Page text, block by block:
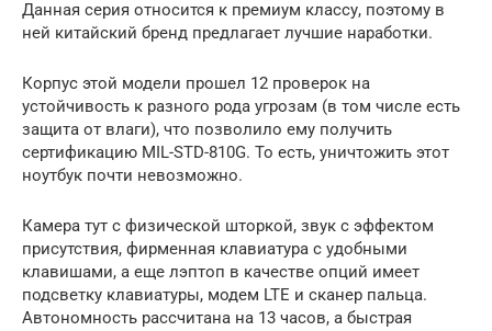
Данная серия относится к премиум классу, поэтому в
ней китайский бренд предлагает лучшие наработки.
Корпус этой модели прошел 12 проверок на
устойчивость к разного рода угрозам (в том числе есть
защита от влаги), что позволило ему получить
сертификацию MIL-STD-810G. То есть, уничтожить этот
ноутбук почти невозможно.
Камера тут с физической шторкой, звук с эффектом
присутствия, фирменная клавиатура с удобными
клавишами, а еще лэптоп в качестве опций имеет
подсветку клавиатуры, модем LTE и сканер пальца.
Автономность рассчитана на 13 часов, а быстрая